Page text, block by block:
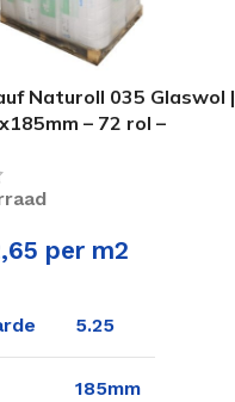
Naturoll 035 Glaswol |
– 72 rol –
per m2
5.25
185mm